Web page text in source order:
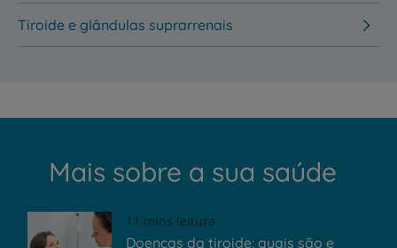
Tiroide e glândulas suprarrenais
Mais sobre a sua saúde
11 mins leitura
Doenças da tiroide: quais são e